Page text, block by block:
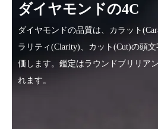
ダイヤモンドの4C
ダイヤモンドの品質は、カラット
ラリティ(Clarity)、カット(Cut)の頭
価します。鑑定はラウンドブリリア
れます。